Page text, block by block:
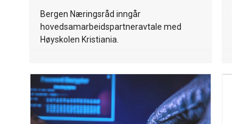
Bergen Næringsråd inngår
hovedsamarbeidspartneravtale med
Høyskolen Kristiania.